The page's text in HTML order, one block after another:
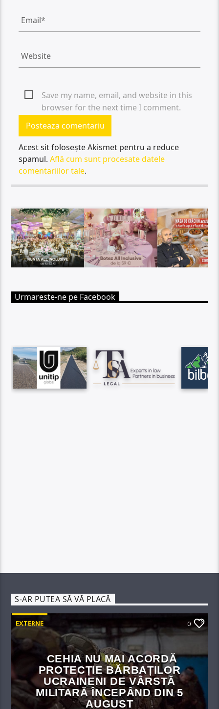
Save my name, email, and website in this
browser for the next time I comment.
Acest sit folosește Akismet pentru a reduce
spamul.Află cum sunt procesate datele
comentariilor tale.
Urmareste-ne pe Facebook
S-AR PUTEA SĂ VĂ PLACĂ
EXTERNE 0
CEHIA NU MAI ACORDĂ
PROTECȚIE BĂRBAȚILOR
UCRAINENI DE VÂRSTĂ
MILITARĂ ÎNCEPÂND DIN 5
AUGUST